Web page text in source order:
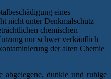
eines
nicht unter Denkmalschutz
chemischen
nur schwer verkäuflich
der alten Chemie
abgelegene, dunkle und ruhige